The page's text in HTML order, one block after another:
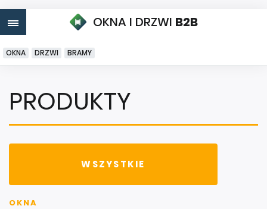
OKNA I DRZWI B2B
OKNA DRZWI BRAMY
PRODUKTY
WSZYSTKIE
OKNA